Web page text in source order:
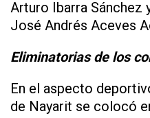
Arturo Ibarra Sánchez
José Andrés Aceves
Eliminatorias de los
En el aspecto
de Nayarit se colocó